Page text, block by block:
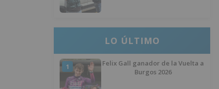
LO ÚLTIMO
1
Felix Gall ganador de la Vuelta a
Burgos 2026